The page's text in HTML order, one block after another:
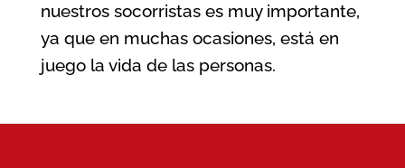
nuestros socorristas es muy importante,
ya que en muchas ocasiones, está en
juego la vida de las personas.